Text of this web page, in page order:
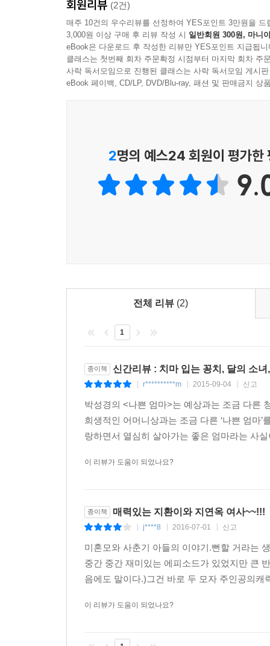
이어가지만, 그것이 담고 있는 무게가 결코 가볍
일대의 사교육 열풍, 미혼모에 대한 편견, 보신주
집어내어 통쾌하게 비판한다.
자신의 엄마를 ‘나쁜 엄마’라 믿는 청소년들을 위한
비상벨이 울리는 데 고장 난 것이라며 가만히
놀라움과 미안함을 느끼면서도 다음 날 등교를
에서 주인공 지환의 눈에 ‘세상에서 제일 나쁜 엄
아이러니하게도 엄마가 이러한 문제에 대해 모른
지환에게 부끄럽고 민망한 순간을 선사하지만,
한다. 티격태격하는 두 모자의 이야기를 통해 청
있게 하는 좋은 통로가 될 것이다.
회원리뷰 (2건)
매주 10건의 우수리뷰를 선정하여 YES포인트 3만원을 드
3,000원 이상 구매 후 리뷰 작성 시 일반회원 300원, 마니
eBook은 다운로드 후 작성한 리뷰만 YES포인트 지급됩니
클래스는 첫번째 회차 주문확정 시점부터 마지막 회차 주
사락 독서모임으로 진행된 클래스는 사락 독서모임 게시
eBook 페이백, CD/LP, DVD/Blu-ray, 패션 및 판매금지 상
2명의 예스24 회원이 평가한
전체 리뷰 (2)
1
종이책 신간리뷰 : 치마 입는 꽁치, 달의 소
r**********m 2015-09-04 신고
박성경의 <나쁜 엄마>는 예상과는 조금 다른
희생적인 어머니상과는 조금 다른 ‘나쁜 엄마
랑하면서 열심히 살아가는 좋은 엄마라는 사
이 리뷰가 도움이 되었나요?
종이책 매력있는 지환이와 지연옥 여사~~!!!
j****8 2016-07-01 신고
미혼모와 사춘기 아들의 이야기.뻔할 거라는
중간 중간 재미있는 에피소드가 있었지만 큰
음에도 말이다.)그건 바로 두 모자 주인공의
이 리뷰가 도움이 되었나요?